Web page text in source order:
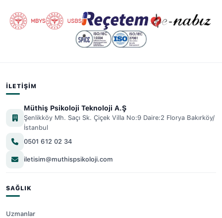
İLETIŞIM
Müthiş Psikoloji Teknoloji A.Ş
Şenlikköy Mh. Saçı Sk. Çiçek Villa No:9 Daire:2 Florya Bakırköy/
İstanbul
0501 612 02 34
iletisim@muthispsikoloji.com
SAĞLIK
Uzmanlar